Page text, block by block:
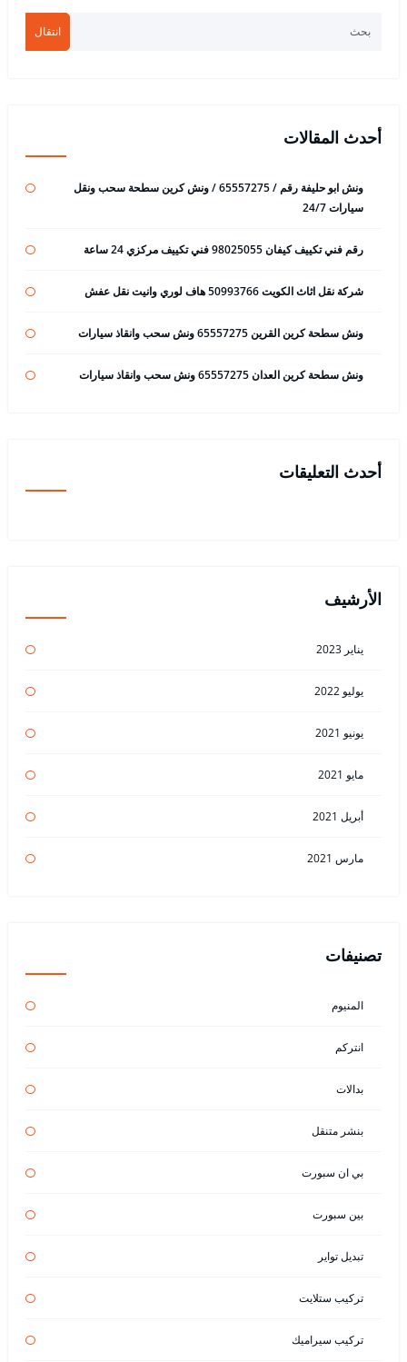
انتقال
أحدث المقالات
ونش ابو حليفة رقم / 65557275 / ونش كرين سطحة سحب ونقل
سيارات 24/7
رقم فني تكييف كيفان 98025055 فني تكييف مركزي 24 ساعة
شركة نقل اثاث الكويت 50993766 هاف لوري وانيت نقل عفش
ونش سطحة كرين القرين 65557275 ونش سحب وانقاذ سيارات
ونش سطحة كرين العدان 65557275 ونش سحب وانقاذ سيارات
أحدث التعليقات
الأرشيف
يناير 2023
يوليو 2022
يونيو 2021
مايو 2021
أبريل 2021
مارس 2021
تصنيفات
المنيوم
انتركم
بدالات
بنشر متنقل
بي ان سبورت
بين سبورت
تبديل تواير
تركيب ستلايت
تركيب سيراميك